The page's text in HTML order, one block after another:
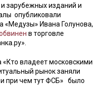
зарубежных изданий и
опубликовали
«Медузы» Ивана Голунова,
в торговле
«Кто владеет московскими
рынок заняли
при чем тут ФСБ» было